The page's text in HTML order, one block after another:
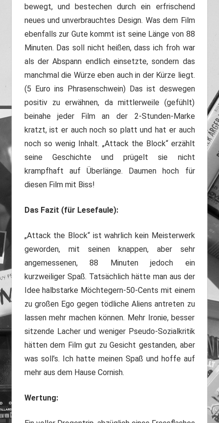
bewegt, und bestechen durch ein erfrischend
neues und unverbrauchtes Design. Was dem Film
ebenfalls zur Gute kommt ist seine Länge von 88
Minuten. Das soll nicht heißen, dass ich froh war
als der Abspann endlich einsetzte, sondern das
manchmal die Würze eben auch in der Kürze liegt.
(5 Euro ins Phrasenschwein) Das ist deswegen
positiv zu erwähnen, da mittlerweile (gefühlt)
beinahe jeder Film an der 2-Stunden-Marke
kratzt, ist er auch noch so platt und hat er auch
noch so wenig Inhalt. „Attack the Block“ erzählt
seine Geschichte und prügelt sie nicht
krampfhaft auf Überlänge. Daumen hoch für
diesen Film mit Biss!
Das Fazit (für Lesefaule):
„Attack the Block“ ist wahrlich kein Meisterwerk
geworden, mit seinen knappen, aber sehr
angemessenen, 88 Minuten jedoch ein
kurzweiliger Spaß. Tatsächlich hätte man aus der
Idee halbstarke Möchtegern-50-Cents mit einem
zu großen Ego gegen tödliche Aliens antreten zu
lassen mehr machen können. Mehr Ironie, besser
sitzende Lacher und weniger Pseudo-Sozialkritik
hätten dem Film gut zu Gesicht gestanden, aber
was soll’s. Ich hatte meinen Spaß und hoffe auf
mehr aus dem Hause Cornish.
Wertung: